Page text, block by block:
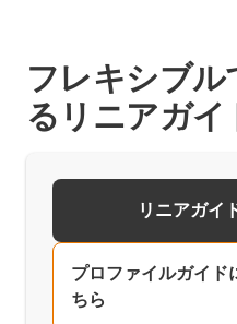
フレキシブル
るリニアガイ
リニアガイ
プロファイルガイド
ちら